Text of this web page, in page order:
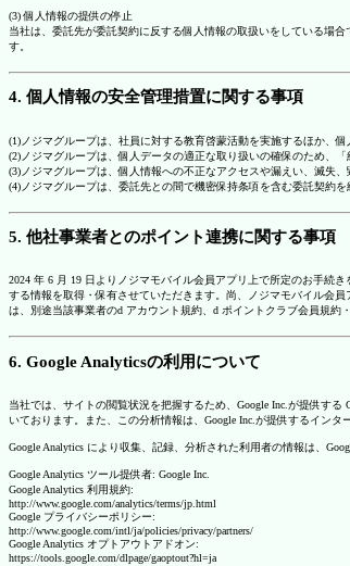
(3) 個人情報の提供の停止
当社は、委託先が委託契約に反する個人情報の取扱いをしている場
す。
4. 個人情報の安全管理措置に関する事項
(1)ノジマグループは、社員に対する教育啓蒙活動を実施するほか、
(2)ノジマグループは、個人データの適正な取り扱いの確保のため、
(3)ノジマグループは、個人情報への不正なアクセスや漏えい、滅失
(4)ノジマグループは、委託先との間で機密保持条項を含む委託契約
5. 他社事業者とのポイント連携に関する事項
2024 年 6 月 19 日よりノジマモバイル会員アプリ上で所定のお手続
する情報を取得・保有させていただきます。尚、ノジマモバイル会
は、別途当該事業者のd アカウント規約、d ポイントクラブ会員規約
6. Google Analyticsの利用について
当社では、サイトの閲覧状況を把握するため、Google Inc.が提供す
いております。また、この分析情報は、Google Inc.が提供するインタ
Google Analytics により収集、記録、分析された利用者の情報は、
Google Analytics ツール提供者: Google Inc.
Google Analytics 利用規約:
http://www.google.com/analytics/terms/jp.html
Google プライバシーポリシー:
http://www.google.com/intl/ja/policies/privacy/partners/
Google Analytics オプトアウトアドオン:
https://tools.google.com/dlpage/gaoptout?hl=ja